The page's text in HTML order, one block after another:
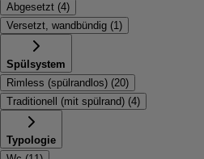
Abgesetzt (4)
Versetzt, wandbündig (1)
Spülsystem
Rimless (spülrandlos) (20)
Traditionell (mit spülrand) (4)
Typologie